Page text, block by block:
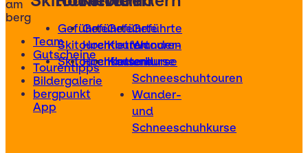
am
berg
Team
Gutscheine
Tourentipps
Bildergalerie
bergpunkt
App
Geführte
Skitouren
Skitourenkurse
Geführte
Hochtouren
Hochtourenkurse
Geführte
Klettertouren
Kletterkurse
Geführte
Wander-
und
Schneeschuhtouren
Wander-
und
Schneeschuhkurse